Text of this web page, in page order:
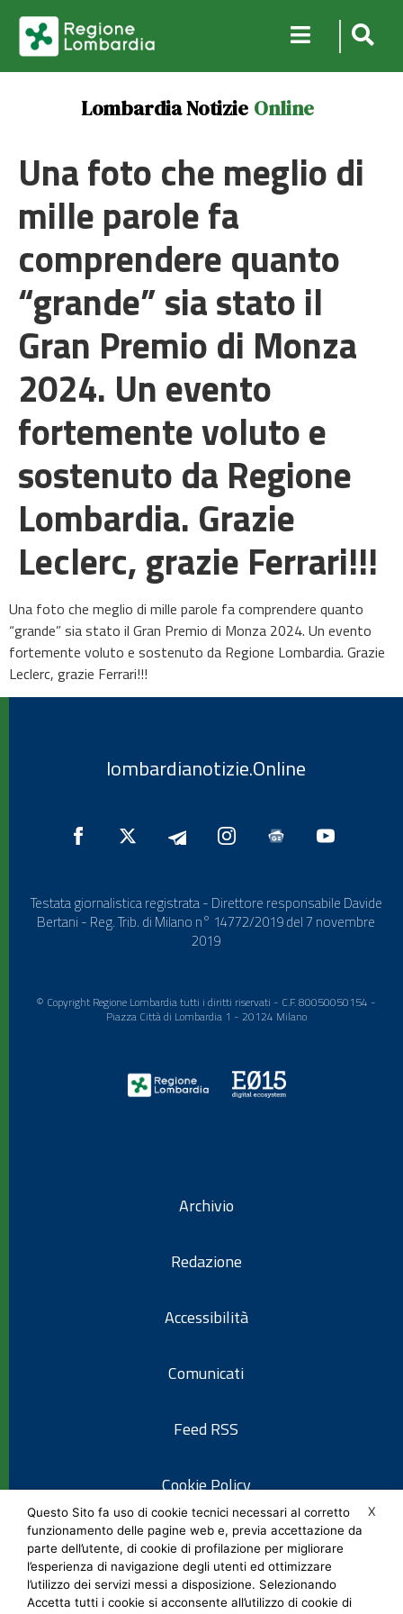
Lombardia Notizie Online
Una foto che meglio di
mille parole fa
comprendere quanto
“grande” sia stato il
Gran Premio di Monza
2024. Un evento
fortemente voluto e
sostenuto da Regione
Lombardia. Grazie
Leclerc, grazie Ferrari!!!
Una foto che meglio di mille parole fa comprendere quanto
“grande” sia stato il Gran Premio di Monza 2024. Un evento
fortemente voluto e sostenuto da Regione Lombardia. Grazie
Leclerc, grazie Ferrari!!!
lombardianotizie.Online
Testata giornalistica registrata - Direttore responsabile Davide
Bertani - Reg. Trib. di Milano n° 14772/2019 del 7 novembre
2019
© Copyright Regione Lombardia tutti i diritti riservati - C.F. 80050050154 -
Piazza Città di Lombardia 1 - 20124 Milano
Archivio
Redazione
Accessibilità
Comunicati
Feed RSS
Cookie Policy
Informativa privacy
Note legali
X
Questo Sito fa uso di cookie tecnici necessari al corretto
funzionamento delle pagine web e, previa accettazione da
parte dell’utente, di cookie di profilazione per migliorare
l’esperienza di navigazione degli utenti ed ottimizzare
l’utilizzo dei servizi messi a disposizione. Selezionando
Accetta tutti i cookie si acconsente all’utilizzo di cookie di